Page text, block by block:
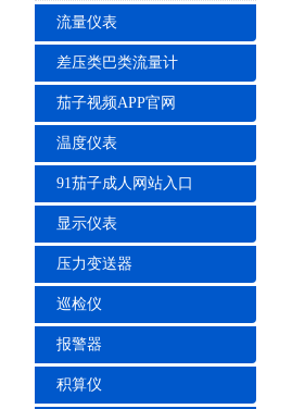
流量仪表
差压类巴类流量计
茄子视频APP官网
温度仪表
91茄子成人网站入口
显示仪表
压力变送器
巡检仪
报警器
积算仪